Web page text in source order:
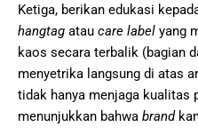
Ketiga, berikan edukasi
hangtag atau care label yang
kaos secara terbalik (bagian
menyetrika langsung di atas
tidak hanya menjaga kualitas
menunjukkan bahwa brand